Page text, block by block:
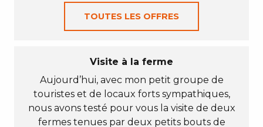
TOUTES LES OFFRES
Visite à la ferme
Aujourd’hui, avec mon petit groupe de
touristes et de locaux forts sympathiques,
nous avons testé pour vous la visite de deux
fermes tenues par deux petits bouts de